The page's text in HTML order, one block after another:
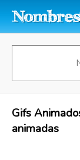
Gifs
animadas